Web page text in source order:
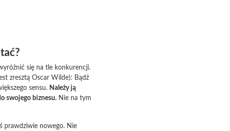
się na tle konkurencji.
zresztą Oscar Wilde): Bądź
sensu. Należy ją
swojego biznesu. Nie na tym
prawdziwie nowego. Nie